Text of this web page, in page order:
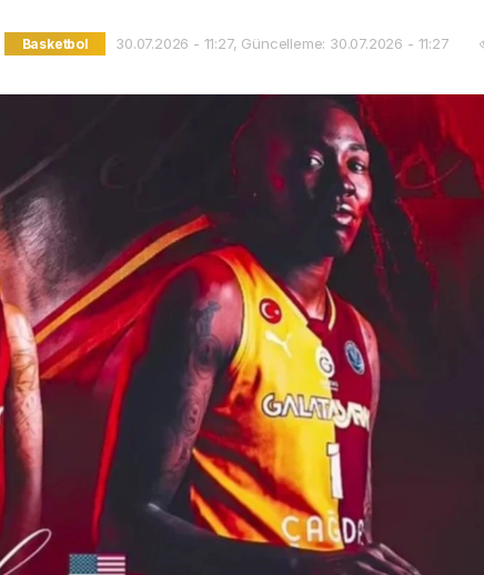
Basketbol 30.07.2026 - 11:27, Güncelleme: 30.07.2026 - 11:27